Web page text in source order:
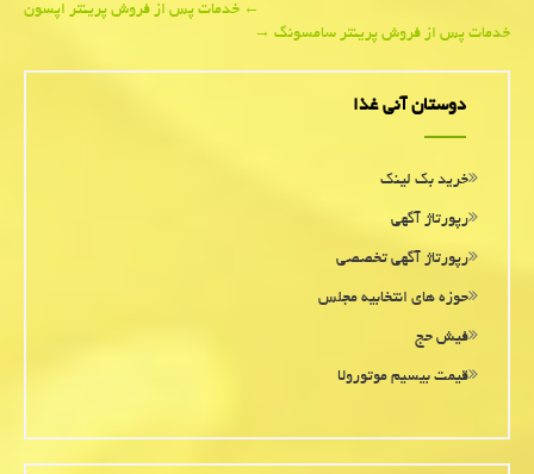
navigation
←خدمات پس از فروش پرینتر اپسون
خدمات پس از فروش پرینتر سامسونگ→
دوستان آنی غذا
خرید بک لینک
رپورتاژ آگهی
رپورتاژ آگهی تخصصی
حوزه های انتخابیه مجلس
فیش حج
قیمت بیسیم موتورولا